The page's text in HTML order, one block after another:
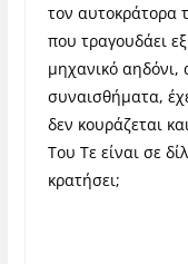
τον αυτοκράτορα
που τραγουδάει
μηχανικό αηδόνι,
συναισθήματα,
δεν κουράζεται
Του Τε είναι σε
κρατήσει;